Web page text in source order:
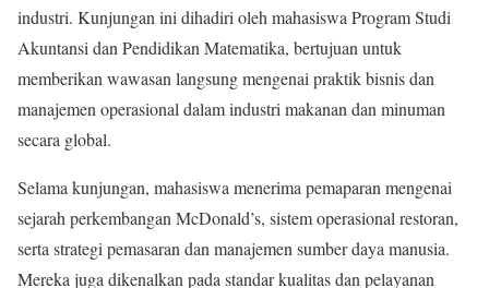
industri. Kunjungan ini dihadiri oleh mahasiswa Program Studi
Akuntansi dan Pendidikan Matematika, bertujuan untuk
memberikan wawasan langsung mengenai praktik bisnis dan
manajemen operasional dalam industri makanan dan minuman
secara global.
Selama kunjungan, mahasiswa menerima pemaparan mengenai
sejarah perkembangan McDonald’s, sistem operasional restoran,
serta strategi pemasaran dan manajemen sumber daya manusia.
Mereka juga dikenalkan pada standar kualitas dan pelayanan